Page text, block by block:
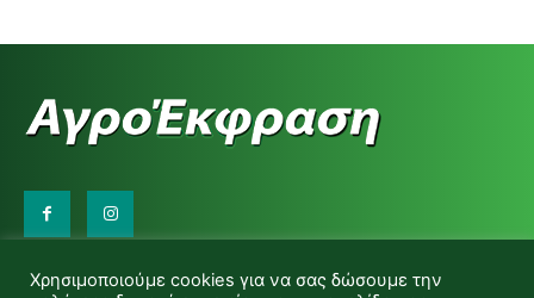
d.makas@yahoo.gr
Χρησιμοποιούμε cookies για να σας δώσουμε την